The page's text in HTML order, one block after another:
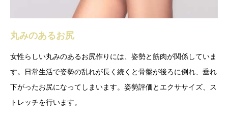
丸みのあるお尻
女性らしい丸みのあるお尻作りには、姿勢と筋肉が関係していま
す。日常生活で姿勢の乱れが長く続くと骨盤が後ろに倒れ、垂れ
下がったお尻になってしまいます。姿勢評価とエクササイズ、ス
トレッチを行います。